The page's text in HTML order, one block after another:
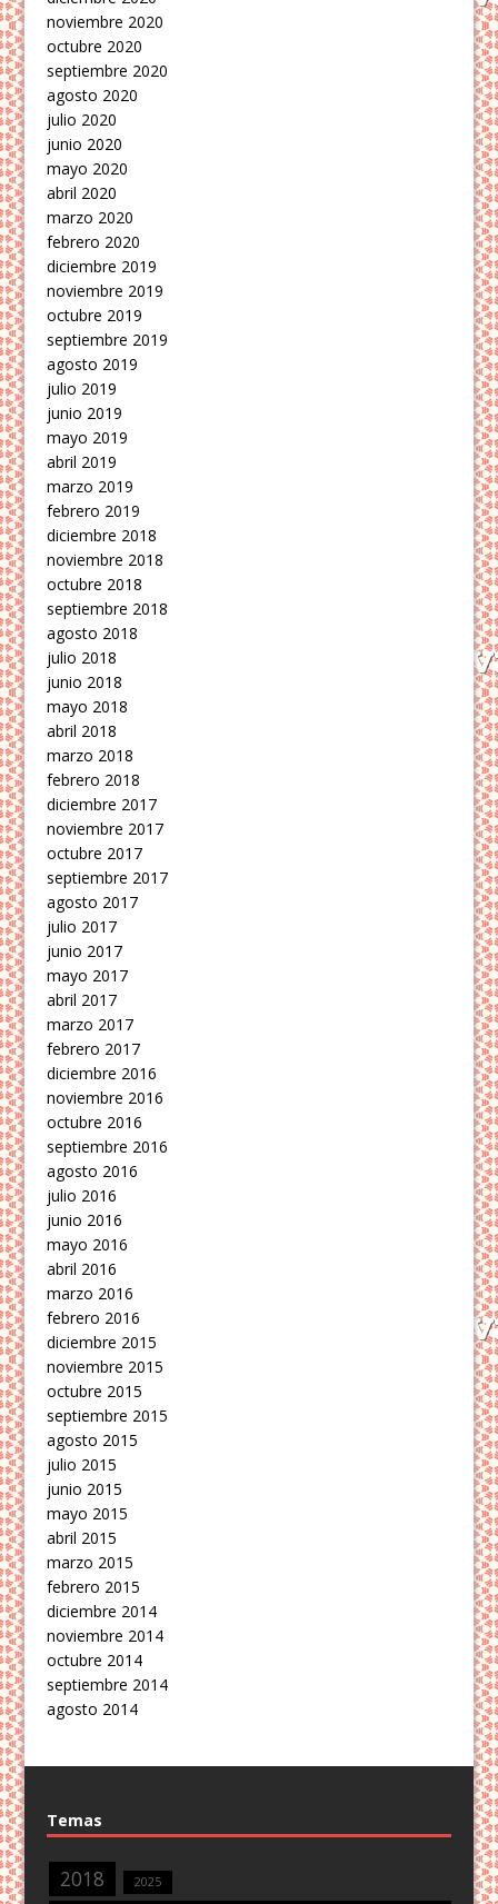
noviembre 2020
octubre 2020
septiembre 2020
agosto 2020
julio 2020
junio 2020
mayo 2020
abril 2020
marzo 2020
febrero 2020
diciembre 2019
noviembre 2019
octubre 2019
septiembre 2019
agosto 2019
julio 2019
junio 2019
mayo 2019
abril 2019
marzo 2019
febrero 2019
diciembre 2018
noviembre 2018
octubre 2018
septiembre 2018
agosto 2018
julio 2018
junio 2018
mayo 2018
abril 2018
marzo 2018
febrero 2018
diciembre 2017
noviembre 2017
octubre 2017
septiembre 2017
agosto 2017
julio 2017
junio 2017
mayo 2017
abril 2017
marzo 2017
febrero 2017
diciembre 2016
noviembre 2016
octubre 2016
septiembre 2016
agosto 2016
julio 2016
junio 2016
mayo 2016
abril 2016
marzo 2016
febrero 2016
diciembre 2015
noviembre 2015
octubre 2015
septiembre 2015
agosto 2015
julio 2015
junio 2015
mayo 2015
abril 2015
marzo 2015
febrero 2015
diciembre 2014
noviembre 2014
octubre 2014
septiembre 2014
agosto 2014
Temas
2018 2025